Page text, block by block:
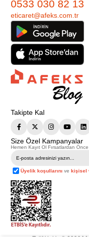
0533 030 82 13
eticaret@afeks.com.tr
Takipte Kal
Size Özel Kampanyalar
Hemen Kayıt Ol Fırsatlardan
Üyelik koşullarını vekişisel
Telif Hakkı © 2026